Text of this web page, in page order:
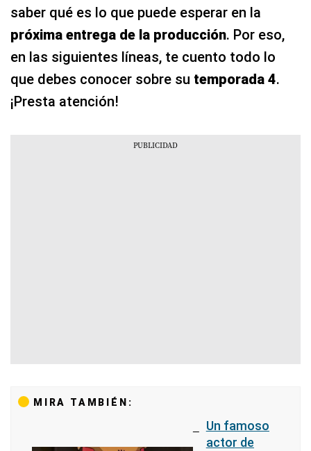
saber qué es lo que puede esperar en la
próxima entrega de la producción. Por eso,
en las siguientes líneas, te cuento todo lo
que debes conocer sobre su temporada 4.
¡Presta atención!
MIRA TAMBIÉN:
Un famoso
actor de